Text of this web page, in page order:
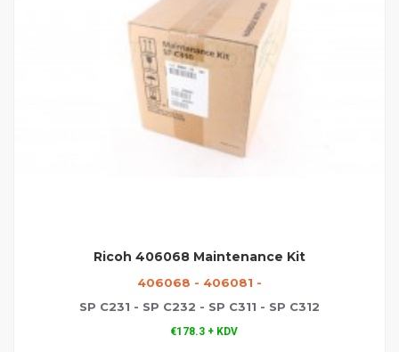
406068 - 406081 -
SP C231 - SP C232 - SP C311 - SP C312
Ricoh 406068 Maintenance Kit
€178.3 + KDV